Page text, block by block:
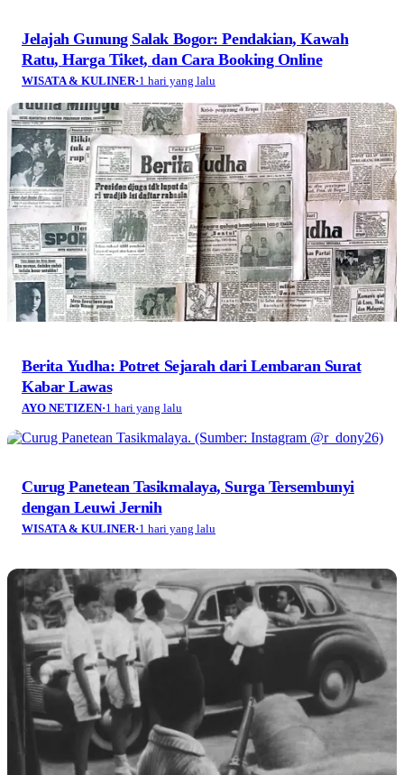
Jelajah Gunung Salak Bogor: Pendakian, Kawah
Ratu, Harga Tiket, dan Cara Booking Online
WISATA & KULINER·1 hari yang lalu
Berita Yudha: Potret Sejarah dari Lembaran Surat
Kabar Lawas
AYO NETIZEN·1 hari yang lalu
Curug Panetean Tasikmalaya, Surga Tersembunyi
dengan Leuwi Jernih
WISATA & KULINER·1 hari yang lalu